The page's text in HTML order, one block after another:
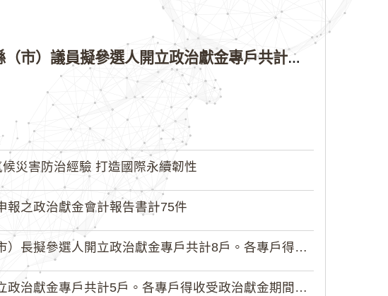
公告本院許可115年縣（市）長、直轄市議員、縣（市）議員擬參選人開立政治獻金專戶共計4戶。各專戶得收受政治獻金期間為自專戶許可設立日起至115年11月27日止，專戶名冊詳如附件。
災害防治經驗 打造國際永續韌性
報之政治獻金會計報告書計75件
擬參選人開立政治獻金專戶共計8戶。各專戶得收受...
獻金專戶共計5戶。各專戶得收受政治獻金期間為自...